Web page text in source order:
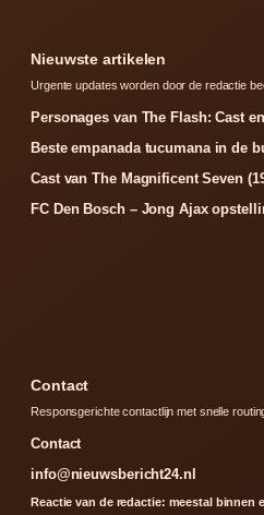
Nieuwste artikelen
Urgente updates worden door de redactie
Personages van The Flash: Cast
Beste empanada tucumana in de
Cast van The Magnificent Seven
FC Den Bosch – Jong Ajax
Contact
Responsgerichte contactlijn met snelle
Contact
info@nieuwsbericht24.nl
Reactie van de redactie: meestal binnen